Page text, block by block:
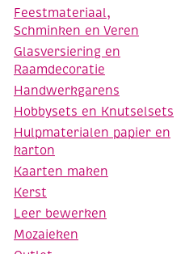
Feestmateriaal,
Schminken en Veren
Glasversiering en
Raamdecoratie
Handwerkgarens
Hobbysets en Knutselsets
Hulpmaterialen papier en
karton
Kaarten maken
Kerst
Leer bewerken
Mozaieken